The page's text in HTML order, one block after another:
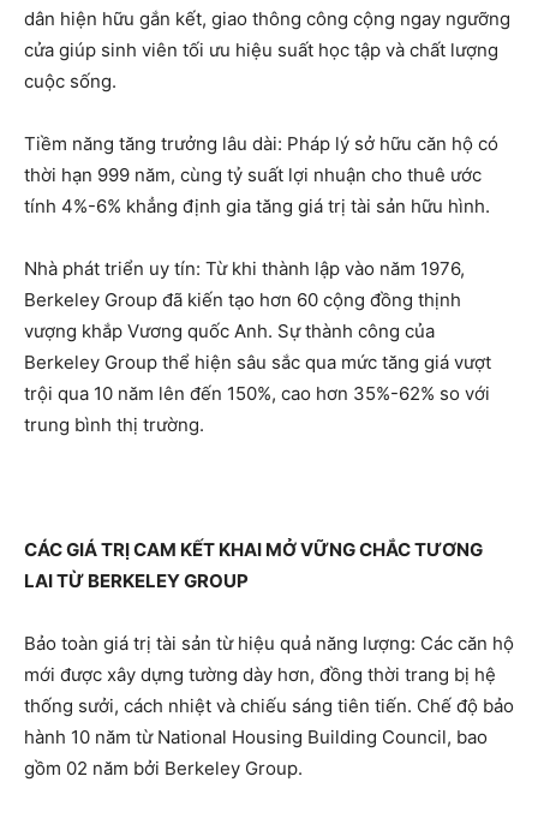
dân hiện hữu gắn kết, giao thông công cộng ngay ngưỡng
cửa giúp sinh viên tối ưu hiệu suất học tập và chất lượng
cuộc sống.
Tiềm năng tăng trưởng lâu dài: Pháp lý sở hữu căn hộ có
thời hạn 999 năm, cùng tỷ suất lợi nhuận cho thuê ước
tính 4%-6% khẳng định gia tăng giá trị tài sản hữu hình.
Nhà phát triển uy tín: Từ khi thành lập vào năm 1976,
Berkeley Group đã kiến tạo hơn 60 cộng đồng thịnh
vượng khắp Vương quốc Anh. Sự thành công của
Berkeley Group thể hiện sâu sắc qua mức tăng giá vượt
trội qua 10 năm lên đến 150%, cao hơn 35%-62% so với
trung bình thị trường.
CÁC GIÁ TRỊ CAM KẾT KHAI MỞ VỮNG CHẮC TƯƠNG
LAI TỪ BERKELEY GROUP
Bảo toàn giá trị tài sản từ hiệu quả năng lượng: Các căn hộ
mới được xây dựng tường dày hơn, đồng thời trang bị hệ
thống sưởi, cách nhiệt và chiếu sáng tiên tiến. Chế độ bảo
hành 10 năm từ National Housing Building Council, bao
gồm 02 năm bởi Berkeley Group.